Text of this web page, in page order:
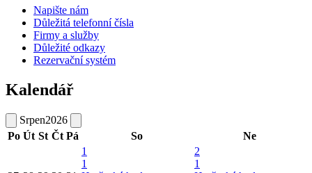
Napište nám
Důležitá telefonní čísla
Firmy a služby
Důležité odkazy
Rezervační systém
Kalendář
Srpen2026
Po Út St Čt Pá So Ne
1
1
2
1